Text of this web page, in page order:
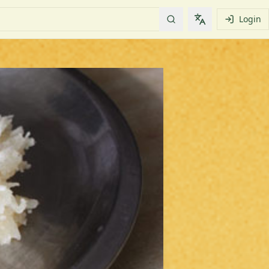
Change Login